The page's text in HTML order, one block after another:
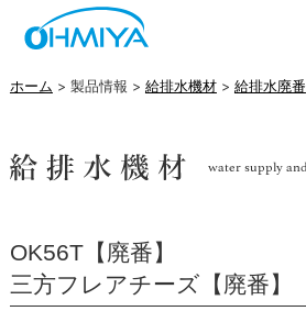
ホーム > 製品情報 > 給排水機材> 給排水廃番
OK56T【廃番】
三方フレアチーズ【廃番】